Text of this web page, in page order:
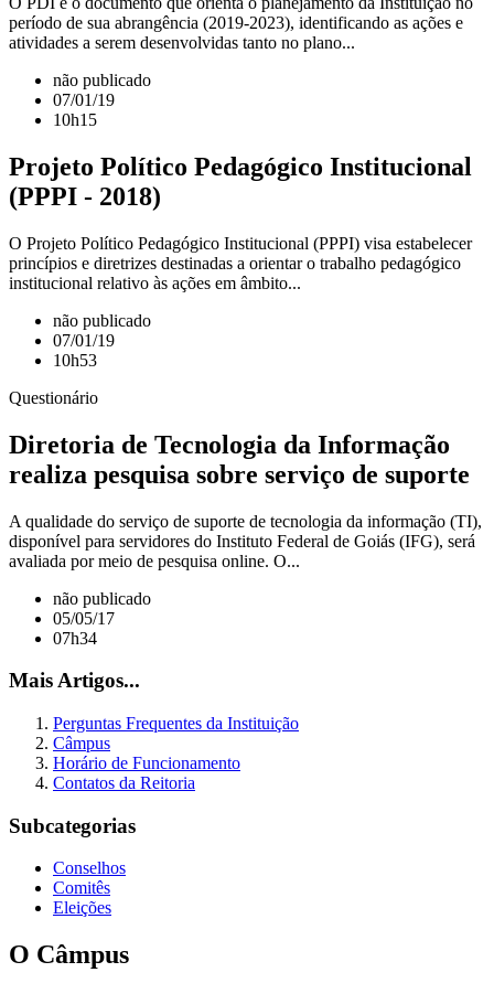
período de sua abrangência (2019-2023), identificando as ações e
atividades a serem desenvolvidas tanto no plano...
não publicado
07/01/19
10h15
Projeto Político Pedagógico Institucional
(PPPI - 2018)
O Projeto Político Pedagógico Institucional (PPPI) visa estabelecer
princípios e diretrizes destinadas a orientar o trabalho pedagógico
institucional relativo às ações em âmbito...
não publicado
07/01/19
10h53
Questionário
Diretoria de Tecnologia da Informação
realiza pesquisa sobre serviço de suporte
A qualidade do serviço de suporte de tecnologia da informação (TI),
disponível para servidores do Instituto Federal de Goiás (IFG), será
avaliada por meio de pesquisa online. O...
não publicado
05/05/17
07h34
Mais Artigos...
Perguntas Frequentes da Instituição
Câmpus
Horário de Funcionamento
Contatos da Reitoria
Subcategorias
Conselhos
Comitês
Eleições
O Câmpus